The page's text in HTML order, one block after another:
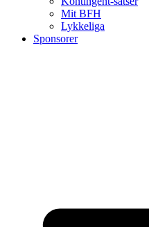
Mit BFH
Lykkeliga
Sponsorer